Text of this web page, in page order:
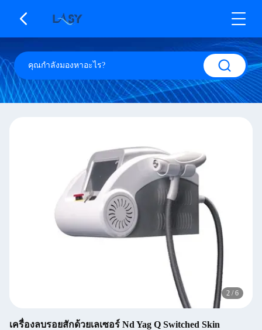
2 / 6
เครื่องลบรอยสักด้วยเลเซอร์ Nd Yag Q Switched Skin